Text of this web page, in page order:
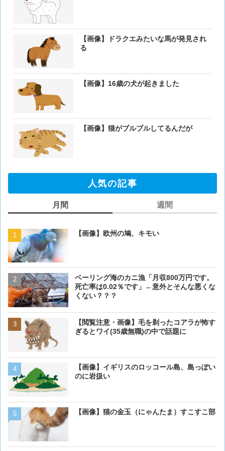
【画像】ドラクエみたいな馬が発見され
る
【画像】16歳の犬が起きました
【画像】猫がブルブルしてるんだが
人気の記事
月間
【画像】欧州の鳩、キモい
ベーリング海のカニ漁「月収800万円です。
死亡率は0.02％です」←意外とそんな悪くな
くない？？？
【閲覧注意・画像】毛を剃ったコアラが怖す
ぎるとワイ(35歳無職)の中で話題に
【画像】イギリスのロッコール島、島っぽい
のに岩扱い
【画像】猫の金玉（にゃんたま）すこすこ部
週間
【画像】欧州の鳩、キモい
【閲覧注意・画像】毛を剃
ぎるとワイ(35歳無職)の中
【画像大量！】イッヌさん
も上手い
【画像】 アメリカのケー
【動画】男性、ロバにちょ